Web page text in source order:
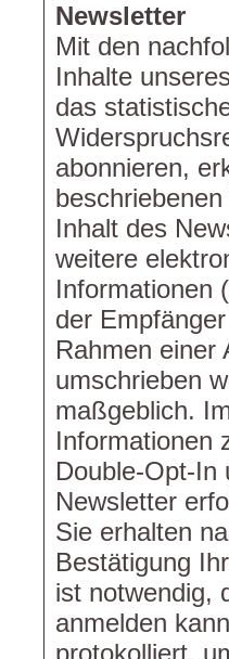
Newsletter
Mit den
Inhalte
das
abonnieren,
Inhalt des
weitere
Informationen
der
Rahmen einer
umschrieben
maßgeblich.
Informationen
Double-Opt-In
Newsletter
Sie erhalten
Bestätigung
ist notwendig,
anmelden
protokolliert,